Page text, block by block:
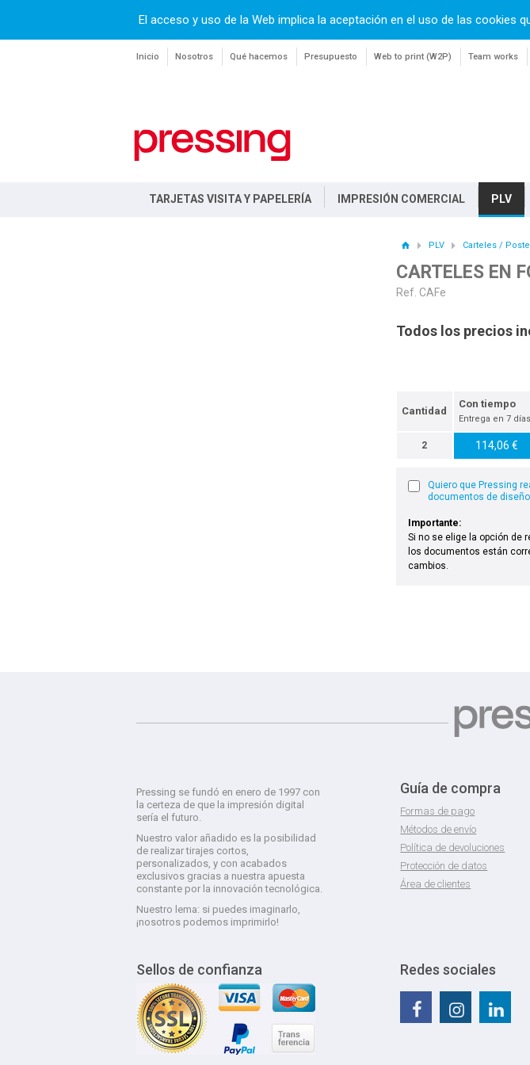
El acceso y uso de la Web implica la aceptación en el uso de las cookies
Inicio Nosotros Qué hacemos Presupuesto Web to print (W2P) Team works
TARJETAS VISITA Y PAPELERÍA IMPRESIÓN COMERCIAL PLV
PLV Carteles /
CARTELES EN
Ref. CAFe
Todos los precios
Cantidad
Con tiempo
Entrega en 7 días
2 114,06 €
Quiero que Pressing
documentos de diseño
Importante:
Si no se elige la opción de
los documentos están
cambios.
Pressing se fundó en enero de 1997 con
la certeza de que la impresión digital
sería el futuro.
Nuestro valor añadido es la posibilidad
de realizar tirajes cortos,
personalizados, y con acabados
exclusivos gracias a nuestra apuesta
constante por la innovación tecnológica.
Nuestro lema: si puedes imaginarlo,
¡nosotros podemos imprimirlo!
Guía de compra
Formas de pago
Métodos de envío
Política de devoluciones
Protección de datos
Área de clientes
Sellos de confianza Redes sociales